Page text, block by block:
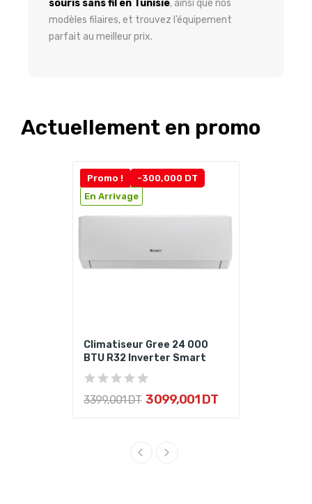
souris sans fil en Tunisie, ainsi que nos
modèles filaires, et trouvez l’équipement
parfait au meilleur prix.
Actuellement en promo
Promo !
-300,000 DT
En Arrivage
Climatiseur Gree 24 000
BTU R32 Inverter Smart
3 399,001 DT 3 099,001 DT